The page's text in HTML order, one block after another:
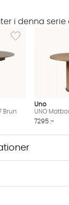
i denna serie
Lägg till i
Brun
Uno
UNO
7295 :-
att
Starta chatten